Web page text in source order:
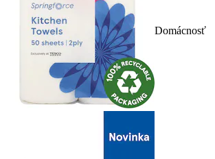
Domácnosť